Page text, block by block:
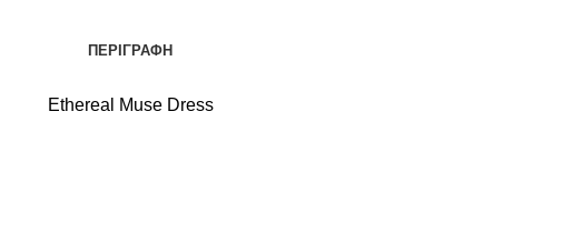
ΠΕΡΙΓΡΑΦΉ
Ethereal Muse Dress